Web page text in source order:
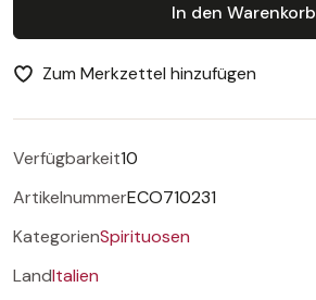
In den Warenkorb
Zum Merkzettel hinzufügen
Verfügbarkeit10
ArtikelnummerECO710231
KategorienSpirituosen
LandItalien